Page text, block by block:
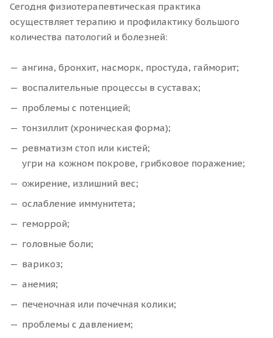
Сегодня физиотерапевтическая практика
осуществляет терапию и профилактику большого
количества патологий и болезней:
ангина, бронхит, насморк, простуда, гайморит;
воспалительные процессы в суставах;
проблемы с потенцией;
тонзиллит (хроническая форма);
ревматизм стоп или кистей;
угри на кожном покрове, грибковое поражение;
ожирение, излишний вес;
ослабление иммунитета;
геморрой;
головные боли;
варикоз;
анемия;
печеночная или почечная колики;
проблемы с давлением;